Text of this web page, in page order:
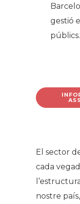
gestió
públics.
El sector
cada
nostre